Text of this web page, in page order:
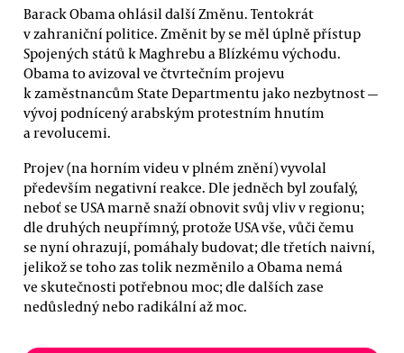
Barack Obama ohlásil další Změnu. Tentokrát
v zahraniční politice. Změnit by se měl úplně přístup
Spojených států k Maghrebu a Blízkému východu.
Obama to avizoval ve čtvrtečním projevu
k zaměstnancům State Departmentu jako nezbytnost —
vývoj podnícený arabským protestním hnutím
a revolucemi.
Projev (na horním videu v plném znění) vyvolal
především negativní reakce. Dle jedněch byl zoufalý,
neboť se USA marně snaží obnovit svůj vliv v regionu;
dle druhých neupřímný, protože USA vše, vůči čemu
se nyní ohrazují, pomáhaly budovat; dle třetích naivní,
jelikož se toho zas tolik nezměnilo a Obama nemá
ve skutečnosti potřebnou moc; dle dalších zase
nedůsledný nebo radikální až moc.